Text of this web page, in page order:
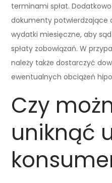
terminami spłat.
dokumenty potwierdzające
wydatki miesięczne, aby
spłaty zobowiązań. W
należy także dostarczyć
ewentualnych obciążeń
Czy
uniknąć